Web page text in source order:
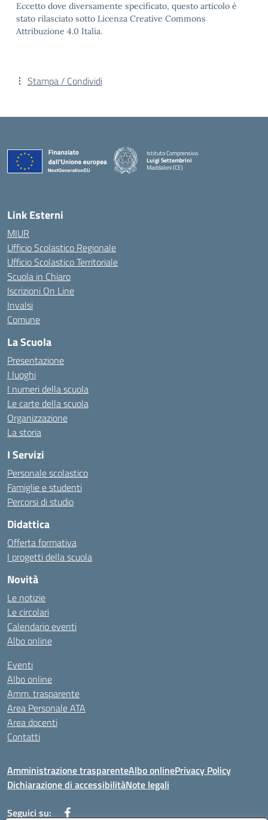
Eccetto dove diversamente specificato, questo articolo è
stato rilasciato sotto Licenza Creative Commons
Attribuzione 4.0 Italia.
Stampa / Condividi
Istituto Comprensivo
Luigi Settembrini
Maddaloni (CE)
Link Esterni
MIUR
Ufficio Scolastico Regionale
Ufficio Scolastico Territoriale
Scuola in Chiaro
Iscrizioni On Line
Invalsi
Comune
La Scuola
Presentazione
I luoghi
I numeri della scuola
Le carte della scuola
Organizzazione
La storia
I Servizi
Personale scolastico
Famiglie e studenti
Percorsi di studio
Didattica
Offerta formativa
I progetti della scuola
Novità
Le notizie
Le circolari
Calendario eventi
Albo online
Eventi
Albo online
Amm. trasparente
Area Personale ATA
Area docenti
Contatti
Amministrazione trasparenteAlbo onlinePrivacy Policy
Dichiarazione di accessibilitàNote legali
Seguici su: